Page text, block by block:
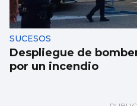
SUCESOS
Despliegue de
por un incendio